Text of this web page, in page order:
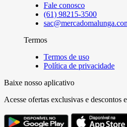
Fale conosco
(61) 98215-3500
Termos
Termos de uso
Política de privacidade
Baixe nosso aplicativo
Acesse ofertas exclusivas e descontos